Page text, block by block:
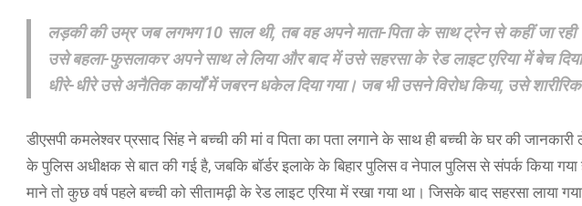
लड़की की उम्र जब लगभग 10 साल थी, तब वह अपने माता-पिता के साथ ट्रेन से कहीं जा रही
उसे बहला-फुसलाकर अपने साथ ले लिया और बाद में उसे सहरसा के रेड लाइट एरिया में बेच
धीरे-धीरे उसे अनैतिक कार्यों में जबरन धकेल दिया गया। जब भी उसने विरोध किया, उसे
डीएसपी कमलेश्वर प्रसाद सिंह ने बच्ची की मां व पिता का पता लगाने के साथ ही बच्ची के घर की
के पुलिस अधीक्षक से बात की गई है, जबकि बॉर्डर इलाके के बिहार पुलिस व नेपाल पुलिस से संपर्क किया
माने तो कुछ वर्ष पहले बच्ची को सीतामढ़ी के रेड लाइट एरिया में रखा गया था। जिसके बाद सहरसा लाया